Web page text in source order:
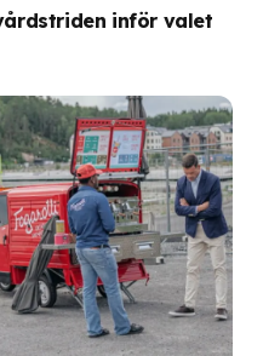
inför valet